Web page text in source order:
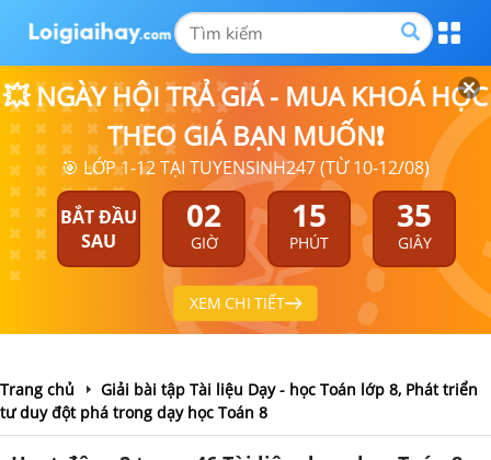
💥 NGÀY HỘI TRẢ GIÁ - MUA KHOÁ HỌC
THEO GIÁ BẠN MUỐN❗
🎯 LỚP 1-12 TẠI TUYENSINH247 (TỪ 10-12/08)
BẮT ĐẦU
SAU
02
GIỜ
15
PHÚT
35
GIÂY
XEM CHI TIẾT
Trang chủ
Giải bài tập Tài liệu Dạy - học Toán lớp 8, Phát triển
tư duy đột phá trong dạy học Toán 8